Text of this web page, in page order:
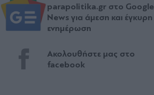
parapolitika.gr στο Google
News για άμεση και έγκυρη
ενημέρωση
Ακολουθήστε μας στο
facebook